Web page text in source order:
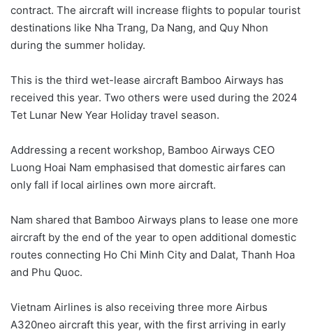
contract. The aircraft will increase flights to popular tourist
destinations like Nha Trang, Da Nang, and Quy Nhon
during the summer holiday.
This is the third wet-lease aircraft Bamboo Airways has
received this year. Two others were used during the 2024
Tet Lunar New Year Holiday travel season.
Addressing a recent workshop, Bamboo Airways CEO
Luong Hoai Nam emphasised that domestic airfares can
only fall if local airlines own more aircraft.
Nam shared that Bamboo Airways plans to lease one more
aircraft by the end of the year to open additional domestic
routes connecting Ho Chi Minh City and Dalat, Thanh Hoa
and Phu Quoc.
Vietnam Airlines is also receiving three more Airbus
A320neo aircraft this year, with the first arriving in early